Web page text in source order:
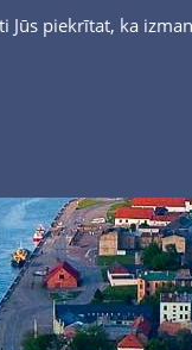
piekrītat, ka